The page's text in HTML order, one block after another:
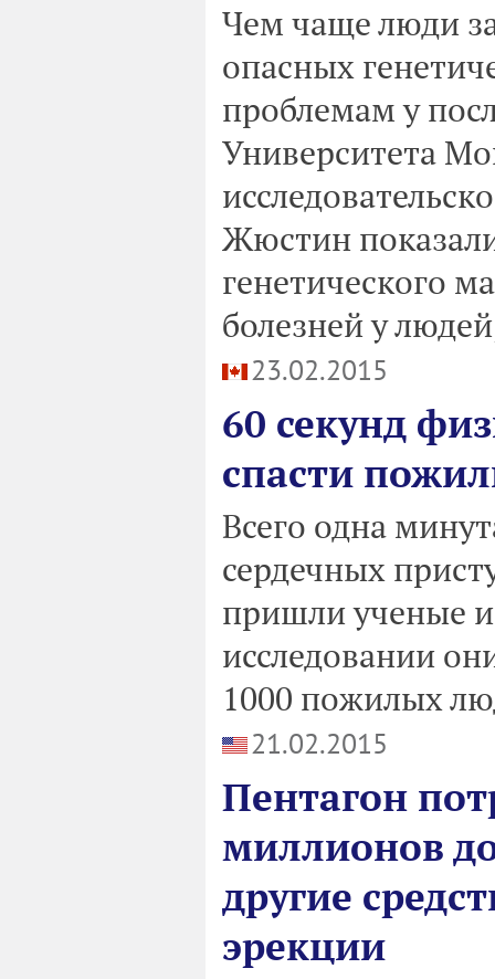
Чем чаще люди
опасных
проблемам у
Университета
Жюстин
генетического
болезней у
23.02.2015
60 секунд
спасти
Всего одна
сердечных
пришли ученые
исследовании
1000 пожилых
21.02.2015
Пентагон
миллионов
другие
эрекции